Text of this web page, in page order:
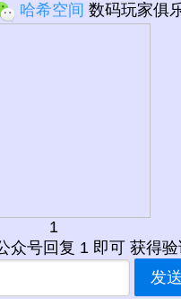
哈希空间 数码玩家俱
1
众号回复 1 即可 获得
发送